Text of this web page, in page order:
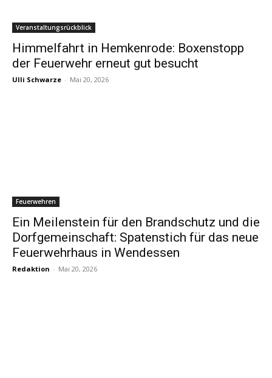
Veranstaltungsrückblick
Himmelfahrt in Hemkenrode: Boxenstopp
der Feuerwehr erneut gut besucht
Ulli Schwarze - Mai 20, 2026
Feuerwehren
Ein Meilenstein für den Brandschutz und die
Dorfgemeinschaft: Spatenstich für das neue
Feuerwehrhaus in Wendessen
Redaktion - Mai 20, 2026